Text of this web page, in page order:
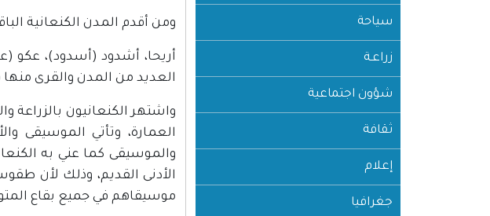
سياحة
زراعـة
شؤون اجتماعية
ثقافة
إعلام
جغرافيا
ومن أقدم المدن الكنعانية
أريحا، أشدود (أسدود)، عكو
العديد من المدن والقرى
واشتهر الكنعانيون بالزراعة
العمارة، وتأتي
والموسيقى كما عني به
الأدنى القديم، وذلك لأن
موسيقاهم في جميع بقاع